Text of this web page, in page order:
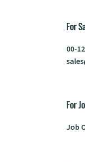
For
00-
For
Job